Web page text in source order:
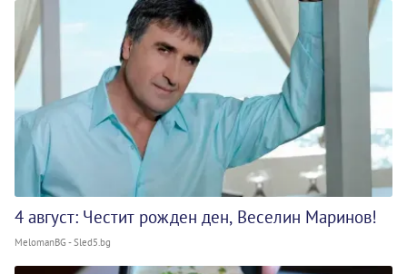
4 август: Честит рожден ден, Веселин Маринов!
MelomanBG - Sled5.bg